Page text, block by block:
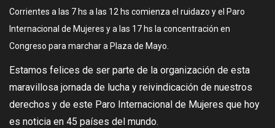
Corrientes a las 7 hs a las 12 hs comienza el ruidazo y el Paro
Internacional de Mujeres y a las 17 hs la concentración en
Congreso para marchar a Plaza de Mayo.
Estamos felices de ser parte de la organización de esta
maravillosa jornada de lucha y reivindicación de nuestros
derechos y de este Paro Internacional de Mujeres que hoy
es noticia en 45 países del mundo.